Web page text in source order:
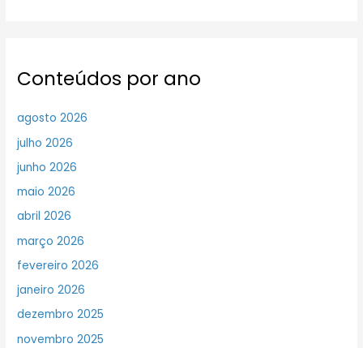
Conteúdos por ano
agosto 2026
julho 2026
junho 2026
maio 2026
abril 2026
março 2026
fevereiro 2026
janeiro 2026
dezembro 2025
novembro 2025